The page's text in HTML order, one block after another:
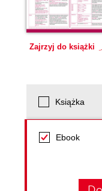
Zajrzyj do książki
Książka
Ebook